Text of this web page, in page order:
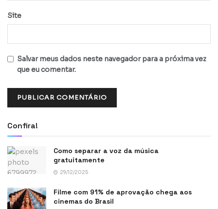
Site
Salvar meus dados neste navegador para a próxima vez
que eu comentar.
Confira!
Como separar a voz da música
gratuitamente
29/12/2025
Filme com 91% de aprovação chega aos
cinemas do Brasil